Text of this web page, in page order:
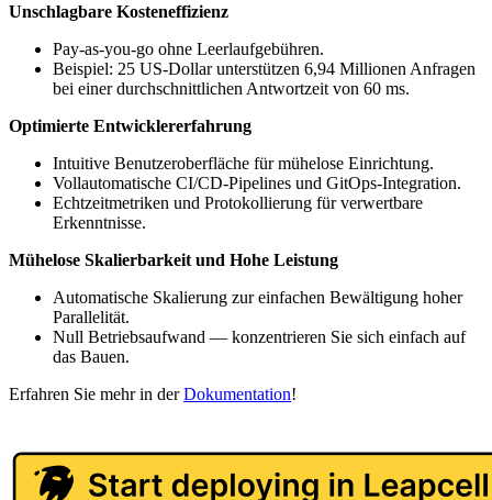
Unschlagbare Kosteneffizienz
Pay-as-you-go ohne Leerlaufgebühren.
Beispiel: 25 US-Dollar unterstützen 6,94 Millionen Anfragen
bei einer durchschnittlichen Antwortzeit von 60 ms.
Optimierte Entwicklererfahrung
Intuitive Benutzeroberfläche für mühelose Einrichtung.
Vollautomatische CI/CD-Pipelines und GitOps-Integration.
Echtzeitmetriken und Protokollierung für verwertbare
Erkenntnisse.
Mühelose Skalierbarkeit und Hohe Leistung
Automatische Skalierung zur einfachen Bewältigung hoher
Parallelität.
Null Betriebsaufwand — konzentrieren Sie sich einfach auf
das Bauen.
Erfahren Sie mehr in derDokumentation!